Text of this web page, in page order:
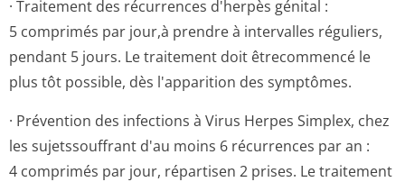
· Traitement des récurrences d'herpès génital :
5 comprimés par jour,à prendre à intervalles réguliers,
pendant 5 jours. Le traitement doit êtrecommencé le
plus tôt possible, dès l'apparition des symptômes.
· Prévention des infections à Virus Herpes Simplex, chez
les sujetssouffrant d'au moins 6 récurrences par an :
4 comprimés par jour, répartisen 2 prises. Le traitement